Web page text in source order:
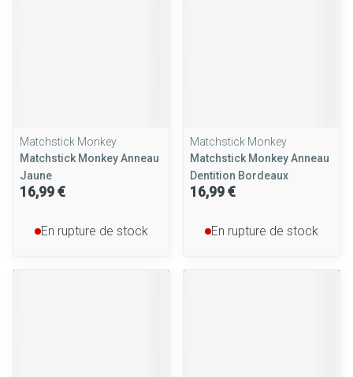
Matchstick Monkey
Matchstick Monkey Anneau
Jaune
16,99 €
En rupture de stock
Matchstick Monkey
Matchstick Monkey Anneau
Dentition Bordeaux
16,99 €
En rupture de stock